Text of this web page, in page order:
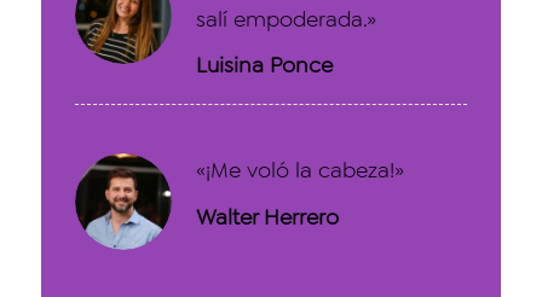
salí empoderada.»
Luisina Ponce
«¡Me voló la cabeza!»
Walter Herrero